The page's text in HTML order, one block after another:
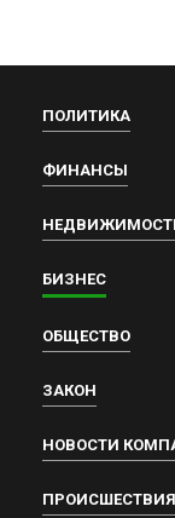
ПОЛИТИКА
ФИНАНСЫ
БИЗНЕС
ОБЩЕСТВО
ЗАКОН
НОВОСТИ
ПРОИСШЕСТВИЯ